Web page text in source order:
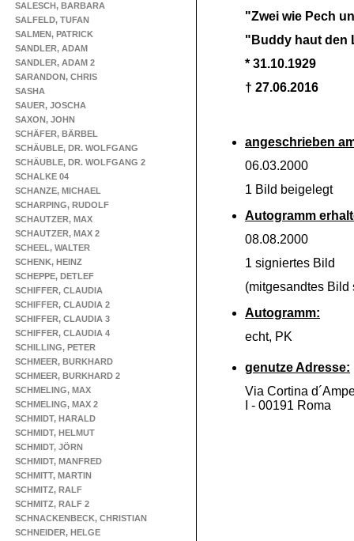
SALESCH, BARBARA
SALFELD, TUFAN
SALMEN, PATRICK
SANDLER, ADAM
SANDLER, ADAM 2
SARANDON, CHRIS
SASHA
SAUER, JOSCHA
SAXON, JOHN
SCHÄFER, BÄRBEL
SCHÄUBLE, DR. WOLFGANG
SCHÄUBLE, DR. WOLFGANG 2
SCHALKE 04
SCHANZE, MICHAEL
SCHARPING, RUDOLF
SCHAUTZER, MAX
SCHAUTZER, MAX 2
SCHEEL, WALTER
SCHENK, HEINZ
SCHEPPE, DETLEF
SCHIFFER, CLAUDIA
SCHIFFER, CLAUDIA 2
SCHIFFER, CLAUDIA 3
SCHIFFER, CLAUDIA 4
SCHILLING, PETER
SCHMEER, BURKHARD
SCHMEER, BURKHARD 2
SCHMELING, MAX
SCHMELING, MAX 2
SCHMIDT, HARALD
SCHMIDT, HELMUT
SCHMIDT, JÖRN
SCHMIDT, MANFRED
SCHMITT, MARTIN
SCHMITZ, RALF
SCHMITZ, RALF 2
SCHNACKENBECK, CHRISTIAN
SCHNEIDER, HELGE
"Zwei wie Pech
"Buddy haut den
* 31.10.1929
† 27.06.2016
angeschrieben
06.03.2000
1 Bild beigelegt
Autogramm
08.08.2000
1 signiertes Bild
(mitgesandtes Bild
Autogramm:
echt, PK
genutze Adresse:
Via Cortina
I - 00191 Roma